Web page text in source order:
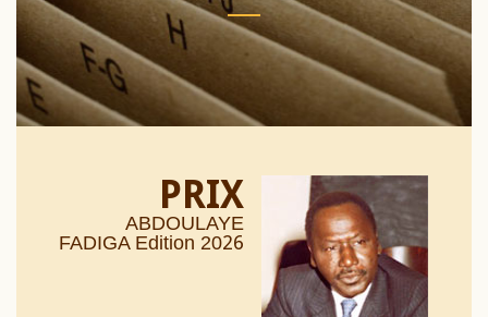
PRIX
ABDOULAYE
FADIGA Edition 2026